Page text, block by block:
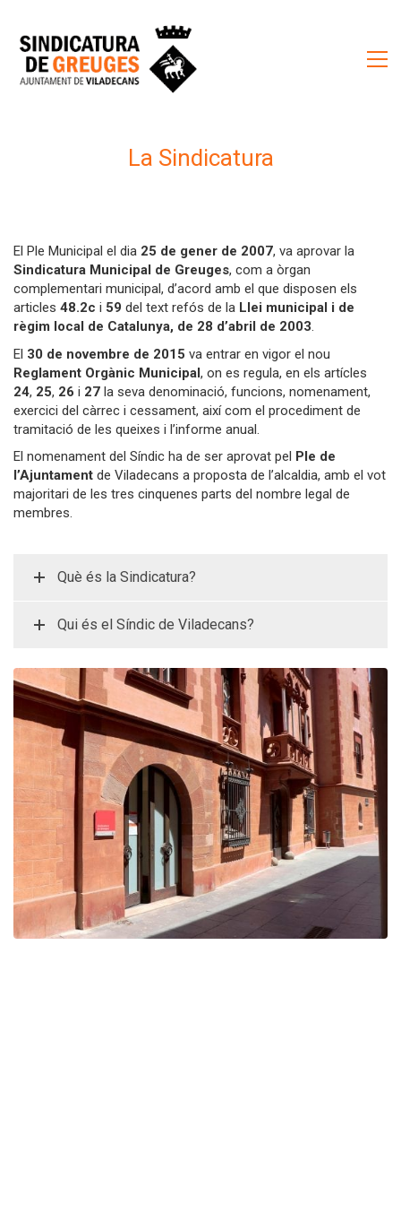
La Sindicatura
El Ple Municipal el dia 25 de gener de 2007, va aprovar la
Sindicatura Municipal de Greuges, com a òrgan
complementari municipal, d’acord amb el que disposen els
articles 48.2c i 59 del text refós de la Llei municipal i de
règim local de Catalunya, de 28 d’abril de 2003.
El 30 de novembre de 2015 va entrar en vigor el nou
Reglament Orgànic Municipal, on es regula, en els artícles
24, 25, 26 i 27 la seva denominació, funcions, nomenament,
exercici del càrrec i cessament, així com el procediment de
tramitació de les queixes i l’informe anual.
El nomenament del Síndic ha de ser aprovat pel Ple de
l’Ajuntament de Viladecans a proposta de l’alcaldia, amb el vot
majoritari de les tres cinquenes parts del nombre legal de
membres.
Què és la Sindicatura?
Qui és el Síndic de Viladecans?